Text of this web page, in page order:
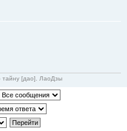
тайну [дао]. ЛаоДзы